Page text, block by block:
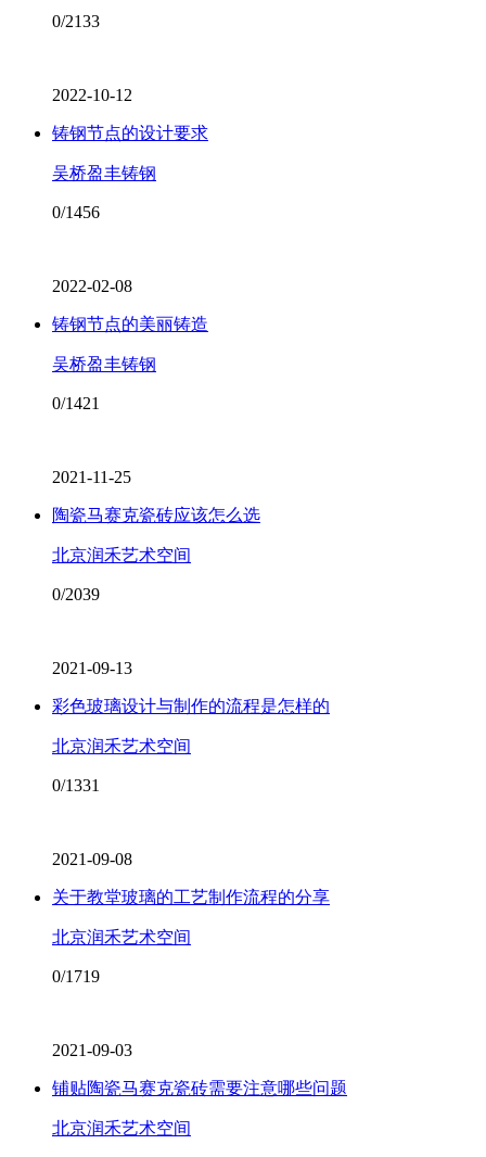
0/2133
2022-10-12
铸钢节点的设计要求
吴桥盈丰铸钢
0/1456
2022-02-08
铸钢节点的美丽铸造
吴桥盈丰铸钢
0/1421
2021-11-25
陶瓷马赛克瓷砖应该怎么选
北京润禾艺术空间
0/2039
2021-09-13
彩色玻璃设计与制作的流程是怎样的
北京润禾艺术空间
0/1331
2021-09-08
关于教堂玻璃的工艺制作流程的分享
北京润禾艺术空间
0/1719
2021-09-03
铺贴陶瓷马赛克瓷砖需要注意哪些问题
北京润禾艺术空间